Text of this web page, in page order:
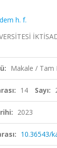
h. f.
Makale / Tam
14 Sayı:
2023
10.36543/